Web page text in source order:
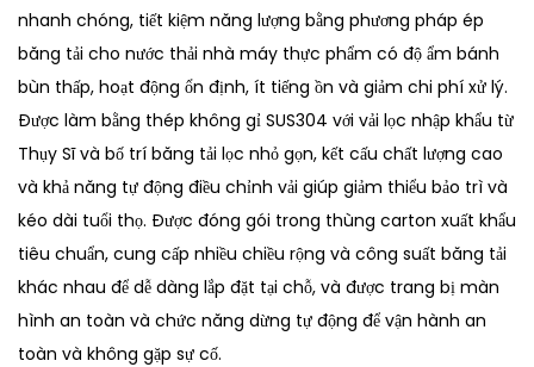
nhanh chóng, tiết kiệm năng lượng bằng phương pháp ép
băng tải cho nước thải nhà máy thực phẩm có độ ẩm bánh
bùn thấp, hoạt động ổn định, ít tiếng ồn và giảm chi phí xử lý.
Được làm bằng thép không gỉ SUS304 với vải lọc nhập khẩu từ
Thụy Sĩ và bố trí băng tải lọc nhỏ gọn, kết cấu chất lượng cao
và khả năng tự động điều chỉnh vải giúp giảm thiểu bảo trì và
kéo dài tuổi thọ. Được đóng gói trong thùng carton xuất khẩu
tiêu chuẩn, cung cấp nhiều chiều rộng và công suất băng tải
khác nhau để dễ dàng lắp đặt tại chỗ, và được trang bị màn
hình an toàn và chức năng dừng tự động để vận hành an
toàn và không gặp sự cố.